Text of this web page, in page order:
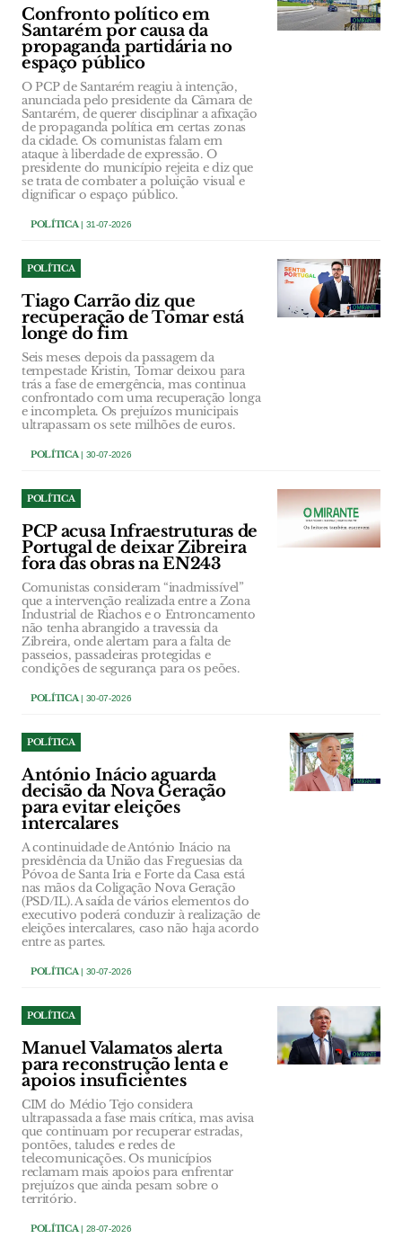
Confronto político em
Santarém por causa da
propaganda partidária no
espaço público
O PCP de Santarém reagiu à intenção,
anunciada pelo presidente da Câmara de
Santarém, de querer disciplinar a afixação
de propaganda política em certas zonas
da cidade. Os comunistas falam em
ataque à liberdade de expressão. O
presidente do município rejeita e diz que
se trata de combater a poluição visual e
dignificar o espaço público.
POLÍTICA| 31-07-2026
POLÍTICA
Tiago Carrão diz que
recuperação de Tomar está
longe do fim
Seis meses depois da passagem da
tempestade Kristin, Tomar deixou para
trás a fase de emergência, mas continua
confrontado com uma recuperação longa
e incompleta. Os prejuízos municipais
ultrapassam os sete milhões de euros.
POLÍTICA| 30-07-2026
POLÍTICA
PCP acusa Infraestruturas de
Portugal de deixar Zibreira
fora das obras na EN243
Comunistas consideram “inadmissível”
que a intervenção realizada entre a Zona
Industrial de Riachos e o Entroncamento
não tenha abrangido a travessia da
Zibreira, onde alertam para a falta de
passeios, passadeiras protegidas e
condições de segurança para os peões.
POLÍTICA| 30-07-2026
POLÍTICA
António Inácio aguarda
decisão da Nova Geração
para evitar eleições
intercalares
A continuidade de António Inácio na
presidência da União das Freguesias da
Póvoa de Santa Iria e Forte da Casa está
nas mãos da Coligação Nova Geração
(PSD/IL). A saída de vários elementos do
executivo poderá conduzir à realização de
eleições intercalares, caso não haja acordo
entre as partes.
POLÍTICA| 30-07-2026
POLÍTICA
Manuel Valamatos alerta
para reconstrução lenta e
apoios insuficientes
CIM do Médio Tejo considera
ultrapassada a fase mais crítica, mas avisa
que continuam por recuperar estradas,
pontões, taludes e redes de
telecomunicações. Os municípios
reclamam mais apoios para enfrentar
prejuízos que ainda pesam sobre o
território.
POLÍTICA| 28-07-2026